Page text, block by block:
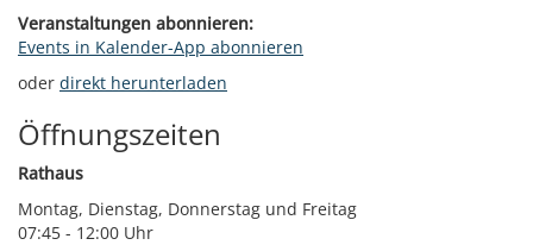
Veranstaltungen abonnieren:
Events in Kalender-App abonnieren
oder direkt herunterladen
Öffnungszeiten
Rathaus
Montag, Dienstag, Donnerstag und Freitag
07:45 - 12:00 Uhr